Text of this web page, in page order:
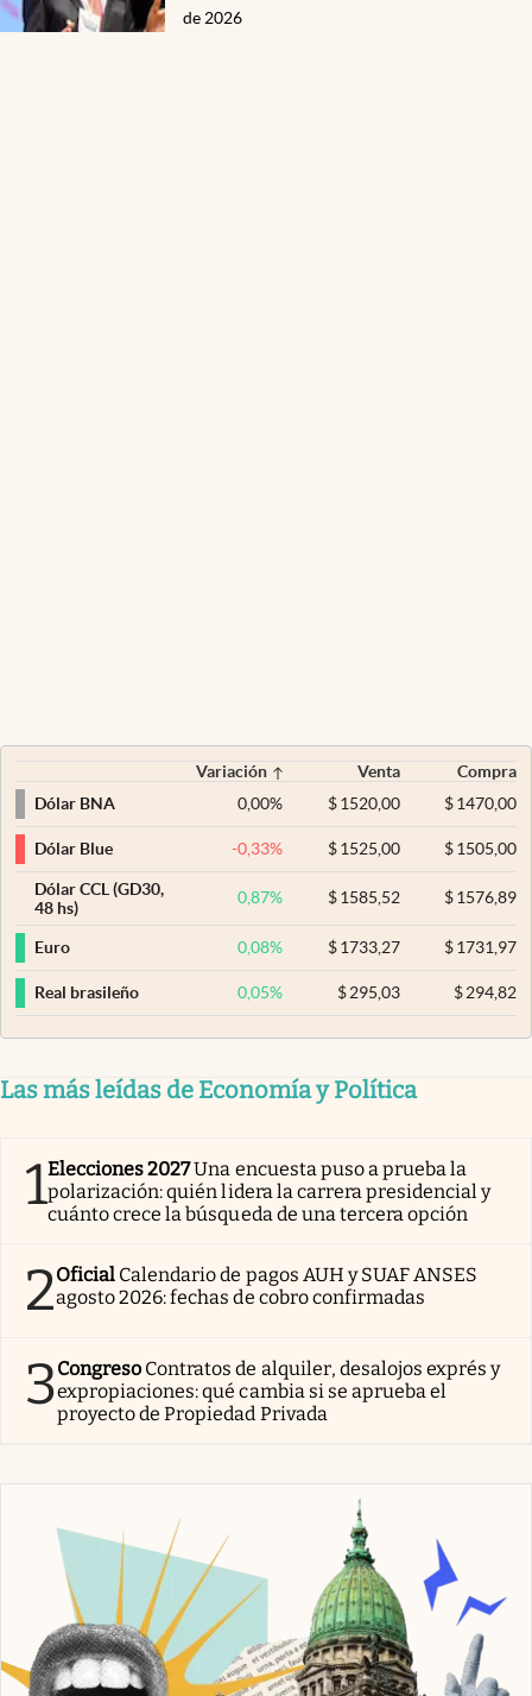
de 2026
Variación Venta
Compra
Dólar BNA
0,00% $ 1520,00 $1470,00
Dólar Blue -0,33% $ 1525,00 $1505,00
Dólar CCL (GD30,
48 hs)
0,87% $ 1585,52 $1576,89
Euro 0,08% $ 1733,27 $1731,97
Real brasileño 0,05% $ 295,03 $294,82
Las más leídas de Economía y Política
1Elecciones 2027Una encuesta puso a prueba la
polarización: quién lidera la carrera presidencial y
cuánto crece la búsqueda de una tercera opción
2Oficial Calendario de pagos AUH y SUAF ANSES
agosto 2026: fechas de cobro confirmadas
3Congreso Contratos de alquiler, desalojos exprés y
expropiaciones: qué cambia si se aprueba el
proyecto de Propiedad Privada